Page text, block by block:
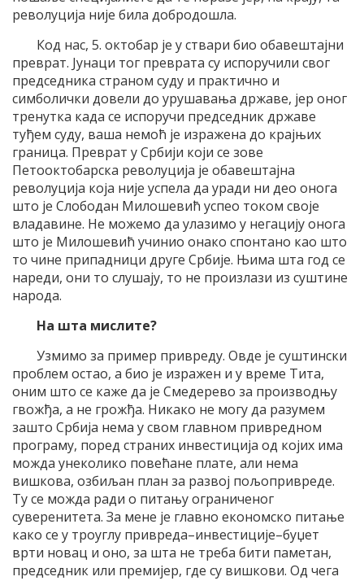
револуција није била добродошла.
Код нас, 5. октобар је у ствари био обавештајни
преврат. Јунаци тог преврата су испоручили свог
председника страном суду и практично и
симболички довели до урушавања државе, јер оног
тренутка када се испоручи председник државе
туђем суду, ваша немоћ је изражена до крајњих
граница. Преврат у Србији који се зове
Петооктобарска револуција је обавештајна
револуција која није успела да уради ни део онога
што је Слободан Милошевић успео током своје
владавине. Не можемо да улазимо у негацију онога
што је Милошевић учинио онако спонтано као што
то чине припадници друге Србије. Њима шта год се
нареди, они то слушају, то не произлази из суштине
народа.
На шта мислите?
Узмимо за пример привреду. Овде је суштински
проблем остао, а био је изражен и у време Тита,
оним што се каже да је Смедерево за производњу
гвожђа, а не грожђа. Никако не могу да разумем
зашто Србија нема у свом главном привредном
програму, поред страних инвестиција од којих има
можда унеколико повећане плате, али нема
вишкова, озбиљан план за развој пољопривреде.
Ту се можда ради о питању ограниченог
суверенитета. За мене је главно економско питање
како се у троуглу привреда–инвестиције–буџет
врти новац и оно, за шта не треба бити паметан,
председник или премијер, где су вишкови. Од чега